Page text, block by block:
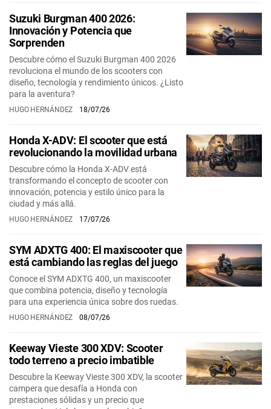
Suzuki Burgman 400 2026:
Innovación y Potencia que
Sorprenden
Descubre cómo el Suzuki Burgman 400 2026
revoluciona el mundo de los scooters con
diseño, tecnología y rendimiento únicos. ¿Listo
para la aventura?
HUGO HERNÁNDEZ 18/07/26
Honda X-ADV: El scooter que está
revolucionando la movilidad urbana
Descubre cómo la Honda X-ADV está
transformando el concepto de scooter con
innovación, potencia y estilo único para la
ciudad y más allá.
HUGO HERNÁNDEZ 17/07/26
SYM ADXTG 400: El maxiscooter que
está cambiando las reglas del juego
Conoce el SYM ADXTG 400, un maxiscooter
que combina potencia, diseño y tecnología
para una experiencia única sobre dos ruedas.
HUGO HERNÁNDEZ 08/07/26
Keeway Vieste 300 XDV: Scooter
todo terreno a precio imbatible
Descubre la Keeway Vieste 300 XDV, la scooter
campera que desafía a Honda con
prestaciones sólidas y un precio que